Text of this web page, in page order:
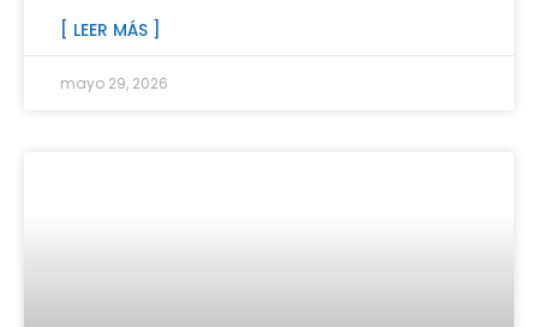
[ LEER MÁS ]
mayo 29, 2026